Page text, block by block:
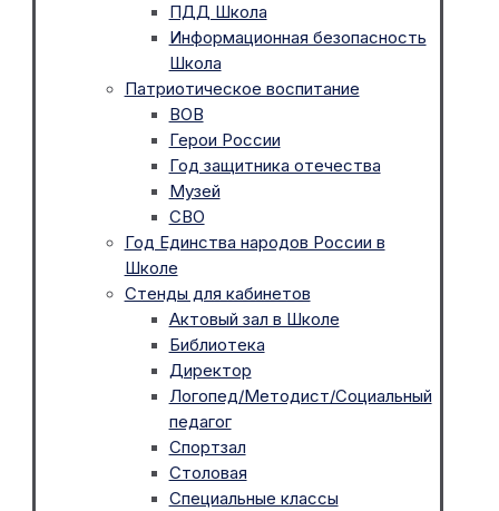
ПДД Школа
Информационная безопасность
Школа
Патриотическое воспитание
ВОВ
Герои России
Год защитника отечества
Музей
СВО
Год Единства народов России в
Школе
Стенды для кабинетов
Актовый зал в Школе
Библиотека
Директор
Логопед/Методист/Социальный
педагог
Спортзал
Столовая
Специальные классы